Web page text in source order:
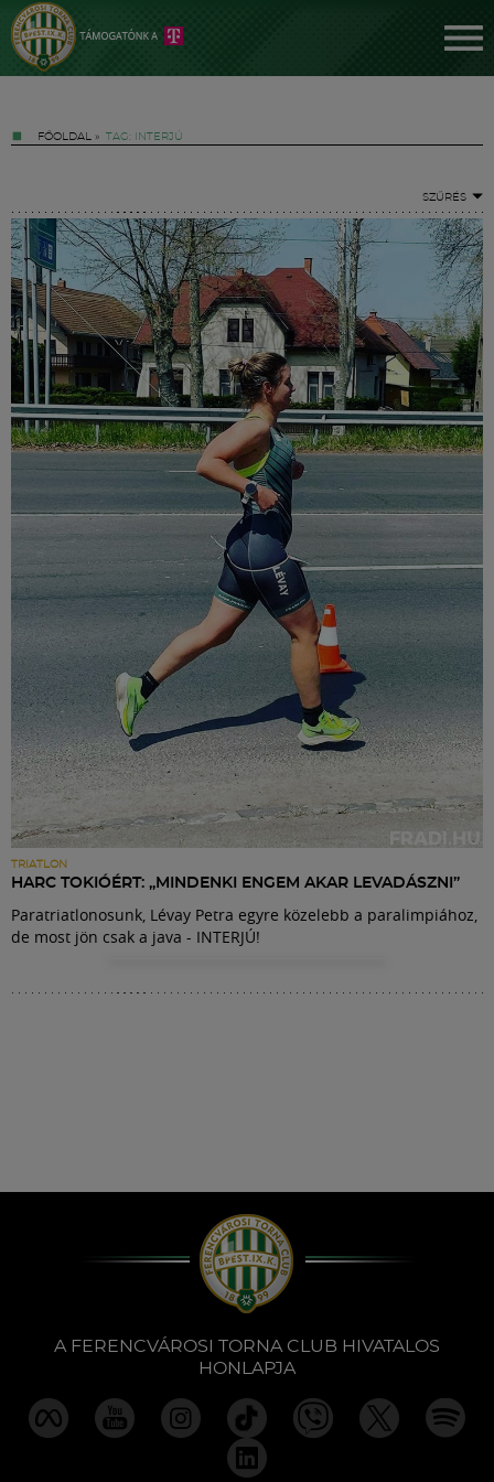
FŐOLDAL » TAG: INTERJÚ
SZŰRÉS
TRIATLON
HARC TOKIÓÉRT: „MINDENKI ENGEM AKAR LEVADÁSZNI”
Paratriatlonosunk, Lévay Petra egyre közelebb a paralimpiához,
de most jön csak a java - INTERJÚ!
A FERENCVÁROSI TORNA CLUB HIVATALOS
HONLAPJA
Jegyek
FM YouTube +
Hírek
Labdarúgás
Szakosztályok
Meccscenter
Klub
Szolgáltatások
Shop
Közösség
Múzeum